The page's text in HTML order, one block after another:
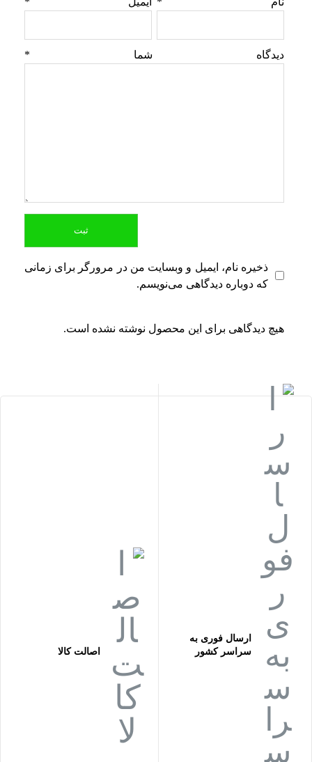
دیدگاه شما
ذخیره نام، ایمیل و وبسایت من در مرورگر برای زمانی
که دوباره دیدگاهی می‌نویسم.
هیچ دیدگاهی برای این محصول نوشته نشده است.
ارسال فوری به
سراسر کشور
اصالت کالا